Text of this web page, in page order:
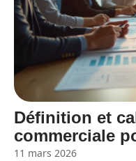
Définition et
commerciale
11 mars 2026